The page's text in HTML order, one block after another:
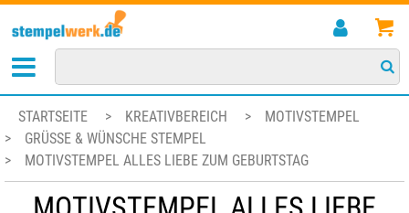
STARTSEITE > KREATIVBEREICH >
MOTIVSTEMPEL
>
GRÜSSE & WÜNSCHE STEMPEL
>
MOTIVSTEMPEL ALLES LIEBE ZUM GEBURTSTAG